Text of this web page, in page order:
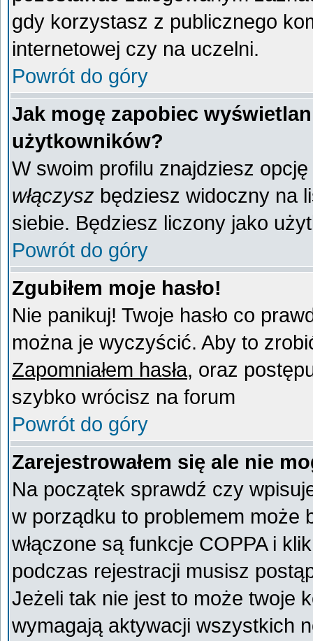
gdy korzystasz z publicznego
internetowej czy na uczelni.
Powrót do góry
Jak mogę zapobiec
użytkowników?
W swoim profilu znajdziesz opcję
włączysz będziesz widoczny na
siebie. Będziesz liczony jako
Powrót do góry
Zgubiłem moje hasło!
Nie panikuj! Twoje hasło co
można je wyczyścić. Aby to
Zapomniałem hasła, oraz
szybko wrócisz na forum
Powrót do góry
Zarejestrowałem się ale nie
Na początek sprawdź czy
w porządku to problemem może
włączone są funkcje COPPA i
podczas rejestracji musisz
Jeżeli tak nie jest to może twoje
wymagają aktywacji wszystkich